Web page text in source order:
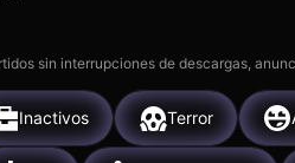
sin interrupciones de descargas,
Inactivos Terror